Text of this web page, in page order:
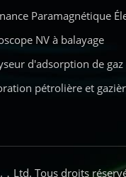
Paramagnétique
NV à balayage
d'adsorption de gaz
pétrolière et
Ltd. Tous droits